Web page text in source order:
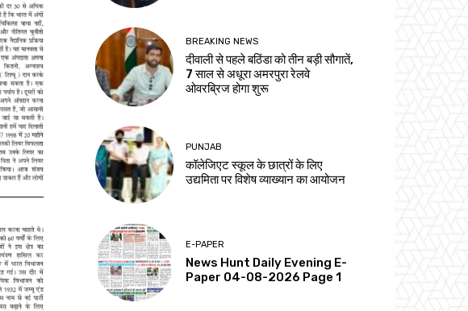
BREAKING NEWS
दीवाली से पहले बठिंडा को तीन बड़ी सौगातें,
7 साल से अधूरा अमरपुरा रेलवे
ओवरब्रिज होगा शुरू
PUNJAB
कॉलेजिएट स्कूल के छात्रों के लिए
उद्यमिता पर विशेष व्याख्यान का आयोजन
E-PAPER
News Hunt Daily Evening E-
Paper 04-08-2026 Page 1